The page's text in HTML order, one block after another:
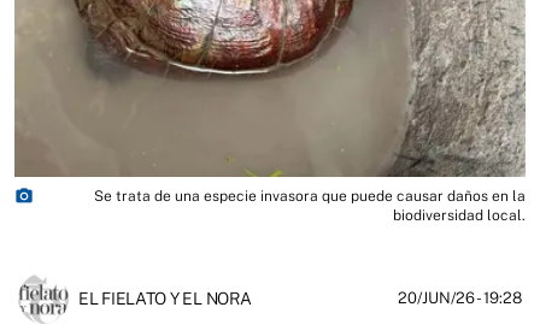
photo_camera
Se trata de una especie invasora que puede causar daños en la
biodiversidad local.
EL FIELATO Y EL NORA 20/JUN/26- 19:28